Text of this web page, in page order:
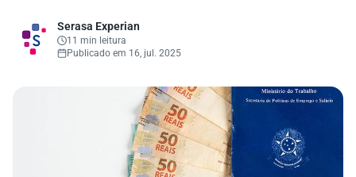
Serasa Experian
11 min leitura
Publicado em 16, jul. 2025